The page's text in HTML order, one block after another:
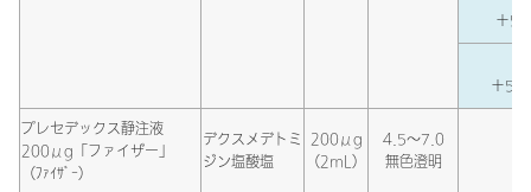
＋5
＋5
プレセデックス静注液
200μg「ファイザー」
（ﾌｧｲｻﾞｰ）
デクスメデトミ
ジン塩酸塩
200μg
（2mL）
4.5～7.0
無色澄明